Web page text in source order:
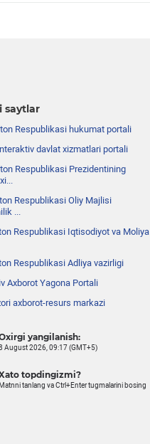
saytlar
Respublikasi hukumat portali
davlat xizmatlari portali
Respublikasi Prezidentining
Respublikasi Oliy Majlisi
...
Respublikasi Iqtisodiyot va Moliya
Respublikasi Adliya vazirligi
Axborot Yagona Portali
axborot-resurs markazi
yangilanish:
August 2026, 09:17 (GMT+5)
topdingizmi?
Matnni tanlang va Ctrl+Enter tugmalarini bosing